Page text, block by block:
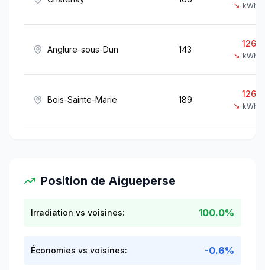
↘ kWh/
Anglure-sous-Dun 143
1260
↘ kWh/
Bois-Sainte-Marie 189
1262
↘ kWh/
Position de Aigueperse
Irradiation vs voisines: 100.0%
Économies vs voisines: -0.6%